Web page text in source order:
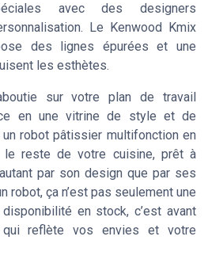
avec des designers
Le Kenwood Kmix
des lignes épurées et une
les esthètes.
sur votre plan de travail
en une vitrine de style et de
robot pâtissier multifonction en
le reste de votre cuisine, prêt à
par son design que par ses
robot, ça n’est pas seulement une
en stock, c’est avant
reflète vos envies et votre